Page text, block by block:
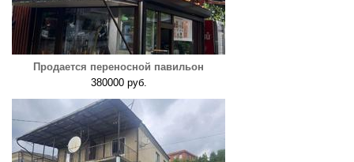
Продается переносной павильон
380000 руб.